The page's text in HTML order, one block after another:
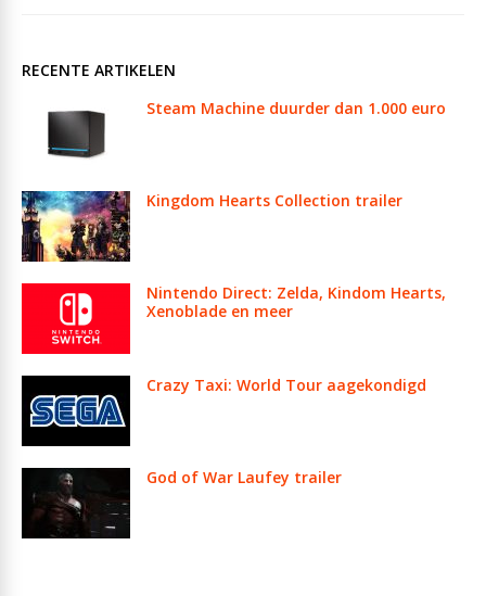
RECENTE ARTIKELEN
Steam Machine duurder dan 1.000 euro
Kingdom Hearts Collection trailer
Nintendo Direct: Zelda, Kindom Hearts,
Xenoblade en meer
Crazy Taxi: World Tour aagekondigd
God of War Laufey trailer